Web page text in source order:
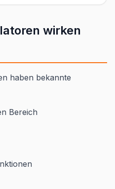
wirken
haben bekannte
Bereich